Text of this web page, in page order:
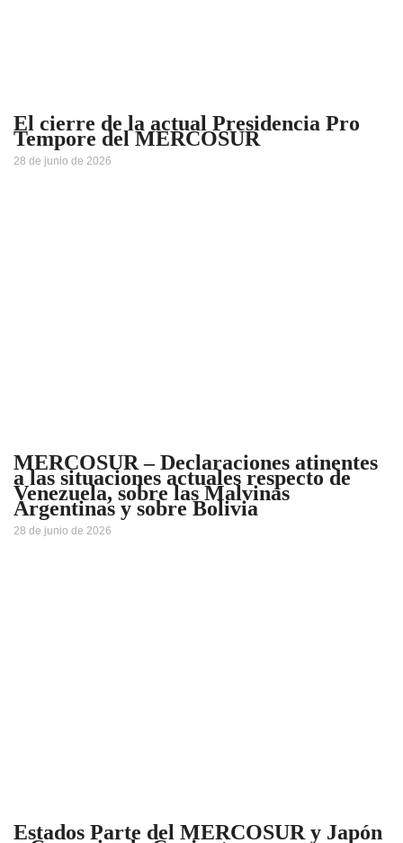
El cierre de la actual Presidencia Pro
Tempore del MERCOSUR
28 de junio de 2026
MERCOSUR – Declaraciones atinentes
a las situaciones actuales respecto de
Venezuela, sobre las Malvinas
Argentinas y sobre Bolivia
28 de junio de 2026
Estados Parte del MERCOSUR y Japón